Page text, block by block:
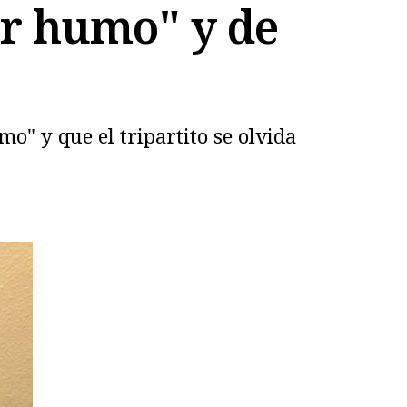
humo" y de
y que el tripartito se olvida